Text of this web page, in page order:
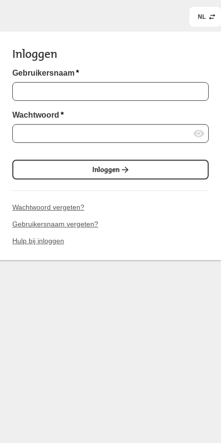
NL
Inloggen
Gebruikersnaam*
Wachtwoord *
Inloggen
Wachtwoord vergeten?
Gebruikersnaam vergeten?
Hulp bij inloggen